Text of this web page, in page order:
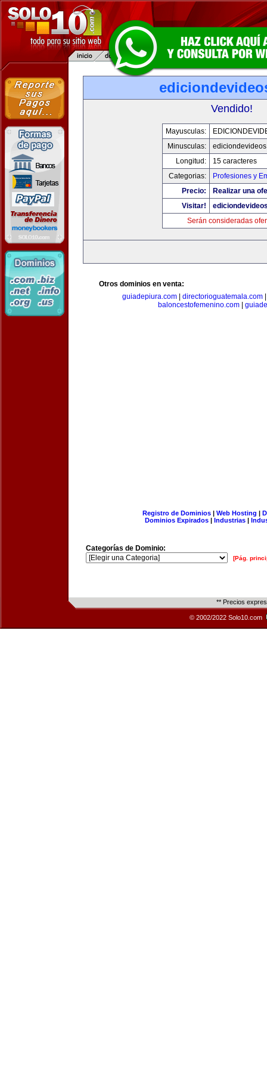
Vendido!
Mayusculas:
Minusculas:
Longitud:
15 caracteres
Categorias:
Profesiones y
Precio:
Realizar una
Visitar!
Serán consideradas
Otros dominios en venta:
guiadepiura.com
directorioguatemala.com
baloncestofemenino.com
Registro de Dominios| Web Hosting |
Dominios Expirados | Industrias |
Categorías de Dominio:
[Pág.
** Precios
© 2002/2022 Solo10.com